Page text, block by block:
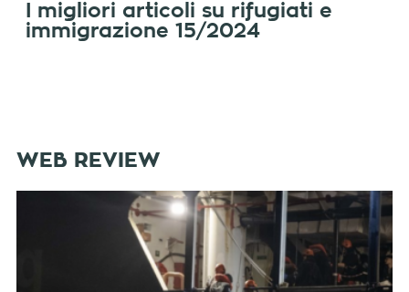
I migliori articoli su rifugiati e
immigrazione 15/2024
WEB REVIEW